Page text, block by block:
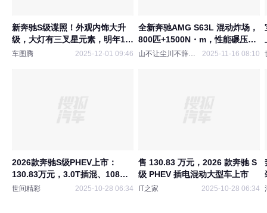
新奔驰S级谍照！外观内饰大升
级，大灯有三叉星元素，明年1月
发布
车图腾 2025-12-01 09:46
全新奔驰AMG S63L 混动炸场，
800匹+1500N・m，性能碾压同
级
山不让尘川不辞盈8 2025-11-16 08:10
2026款奔驰S级PHEV上市：
130.83万元，3.0T插混、108公
里纯电续航
世间精彩 2025-10-28 06:34
售 130.83 万元，2026 款奔驰 S
级 PHEV 插电混动大型车上市
IT之家 2025-10-28 06:34